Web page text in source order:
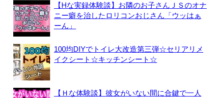
【Hな実録体験談】お隣のお子さんＪＳのオナ
ニー癖を治したロリコンおじさん「ウッはぁ
ーん」
100均DIYでトイレ大改造第三弾☆セリアリメ
イクシート☆キッチンシート☆
【Ｈな体験談】彼女がいない間に合鍵で一人